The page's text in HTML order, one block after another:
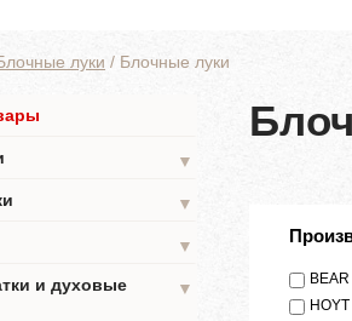
луки / Блочные луки
▼
▼
▼
и духовые
▼
BEAR
HOYT